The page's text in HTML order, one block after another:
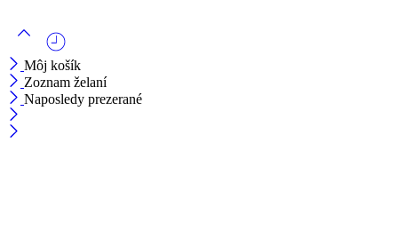
Môj košík
Zoznam želaní
Naposledy prezerané